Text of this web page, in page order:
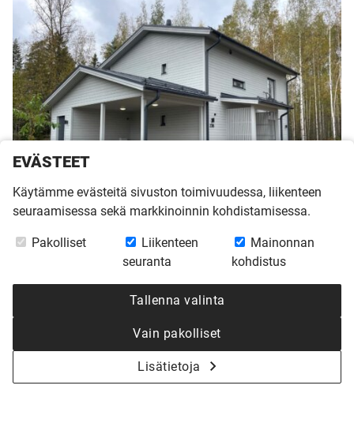
VALMIS
Harmaja 126 Klaukkalassa Talo B
Järvimaankaari 23, 01800 Klaukkala
4h + k , huoneistoala 127,5 m2
EVÄSTEET
Käytämme evästeitä sivuston toimivuudessa, liikenteen
seuraamisessa sekä markkinoinnin kohdistamisessa.
Pakolliset
Liikenteen
seuranta
Mainonnan
kohdistus
Tallenna valinta
Vain pakolliset
Lisätietoja